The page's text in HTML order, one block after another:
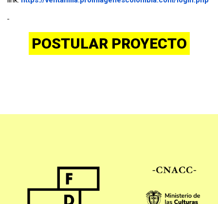
POSTULAR PROYECTO